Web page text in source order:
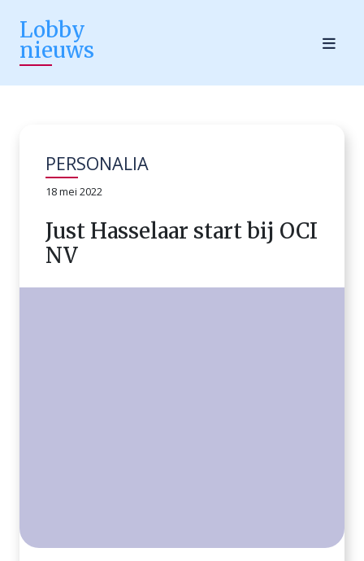
Lobby
nieuws
PERSONALIA
18 mei 2022
Just Hasselaar start bij OCI
NV